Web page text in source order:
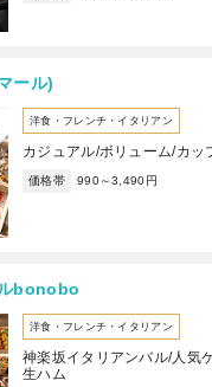
ール)
洋食・フレンチ・イタリアン
カジュアル/ボリューム/カッ
価格帯 990～3,490円
bonobo
洋食・フレンチ・イタリアン
神楽坂イタリアンバル/人気
生ハム